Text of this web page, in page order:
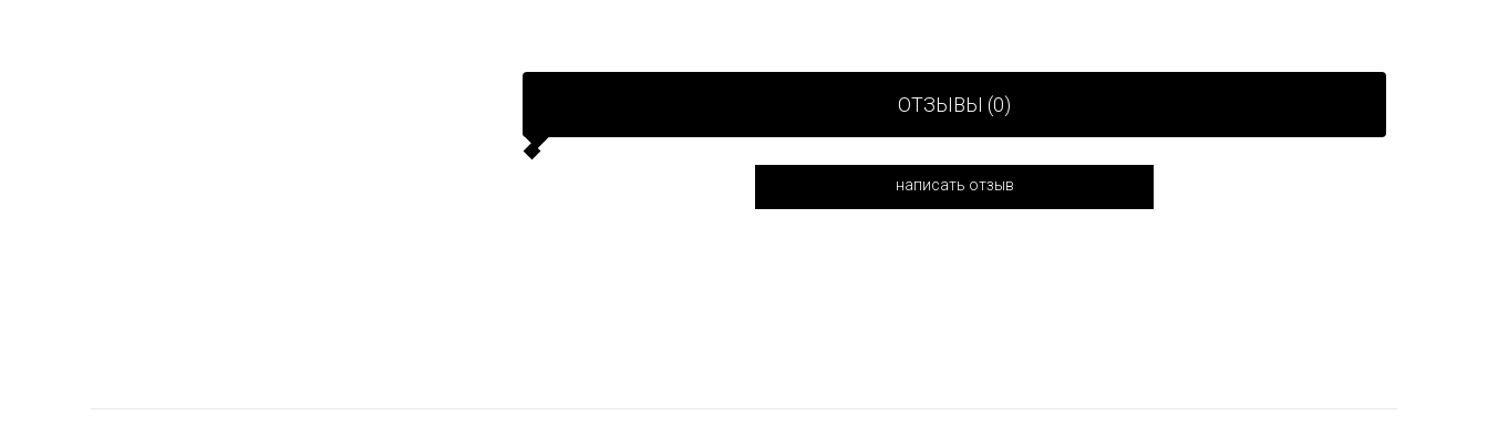
ОТЗЫВЫ (0)
написать отзыв